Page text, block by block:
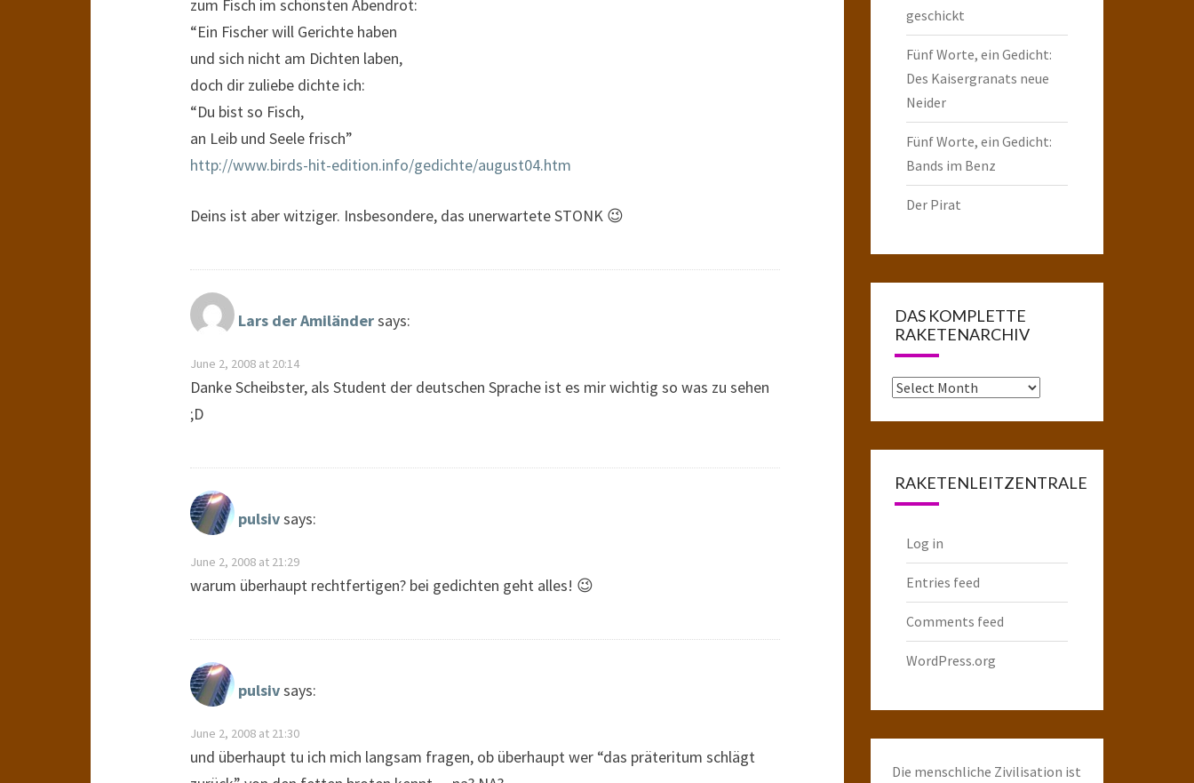
zum Fisch im schönsten Abendrot:
“Ein Fischer will Gerichte haben
und sich nicht am Dichten laben,
doch dir zuliebe dichte ich:
“Du bist so Fisch,
an Leib und Seele frisch”
http://www.birds-hit-edition.info/gedichte/august04.htm
Deins ist aber witziger. Insbesondere, das unerwartete STONK 😉
Lars der Amiländersays:
June 2, 2008 at 20:14
Danke Scheibster, als Student der deutschen Sprache ist es mir wichtig so was zu sehen
;D
pulsivsays:
June 2, 2008 at 21:29
warum überhaupt rechtfertigen? bei gedichten geht alles! 😉
pulsivsays:
June 2, 2008 at 21:30
und überhaupt tu ich mich langsam fragen, ob überhaupt wer “das präteritum schlägt
geschickt
Fünf Worte, ein Gedicht:
Des Kaisergranats neue
Neider
Fünf Worte, ein Gedicht:
Bands im Benz
Der Pirat
DAS KOMPLETTE
RAKETENARCHIV
Das
RAKETENLEITZENTRALE
Log in
Entries feed
Comments feed
WordPress.org
Die menschliche Zivilisation ist